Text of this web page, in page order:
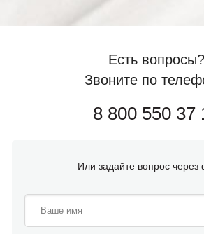
Есть вопросы?
Звоните по
8 800 550 37
Или задайте вопрос